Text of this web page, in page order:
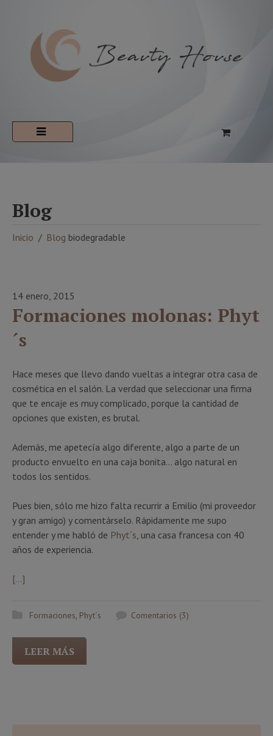
Blog
Inicio Blog biodegradable
14 enero, 2015
Formaciones molonas: Phyt
´s
Hace meses que llevo dando vueltas a integrar otra casa de
cosmética en el salón. La verdad que seleccionar una firma
que te encaje es muy complicado, porque la cantidad de
opciones que existen, es brutal.
Además, me apetecía algo diferente, algo a parte de un
producto envuelto en una caja bonita… algo natural en
todos los sentidos.
Pues bien, sólo me hizo falta recurrir a Emilio (mi proveedor
y gran amigo) y comentárselo. Rápidamente me supo
entender y me habló de Phyt´s, una casa francesa con 40
años de experiencia.
[…]
Formaciones, Phyt´s Comentarios (3)
LEER MÁS